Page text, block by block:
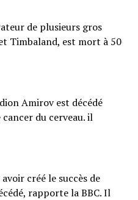
de plusieurs gros
Timbaland, est mort à 50
Amirov est décédé
du cerveau. il
créé le succès de
rapporte la BBC. Il